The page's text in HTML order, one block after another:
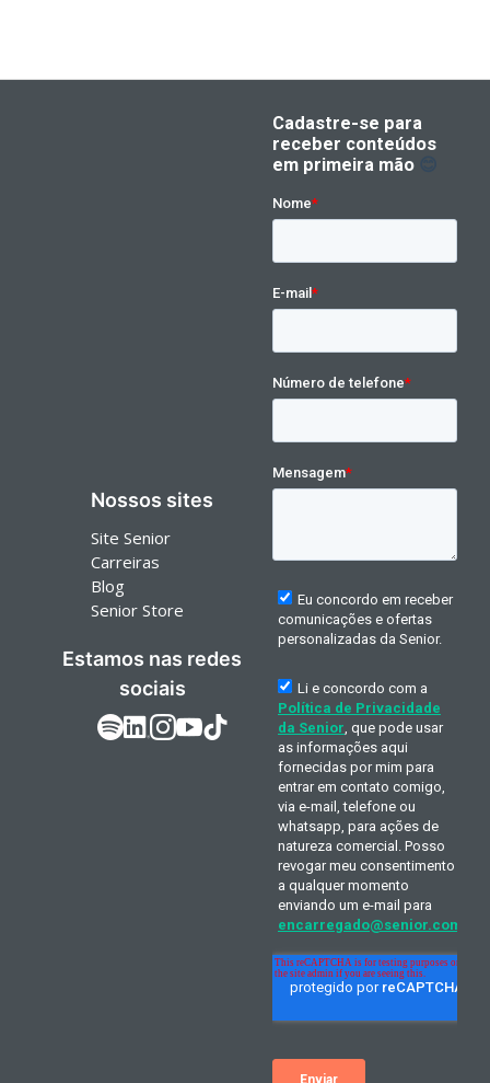
Nossos sites
Site Senior
Carreiras
Blog
Senior Store
Estamos nas redes
sociais